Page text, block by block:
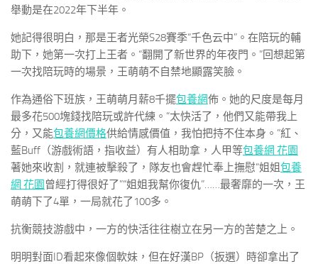
舉動是在2022年下半年。
她記得很明白，那是王者光榮S28賽季“千色云中”。在陪玩的輔
助下，她第一次打上王者。“翻開了新世界的年夜門。”回想起第
一次找陪玩時的場景，王萌萌不自禁地顯露笑臉。
作為通俗下班族，王萌萌月薪8千擺包養網佈。她的尺度是每月
最多花500塊錢找陪玩或許代練。“太快活了，他們又能帶我上
分，又能包養網價格供給情感價值，我怕把持不住本身。”紅、
藍Buff（游戲術語，指收益）有人相助拿，人甲等包養網 花園
著她來收割，就連被擊殺了，隊友也會趕忙奉上撫慰“姐姐包養
網 花園 曾經打得很好了”“姐姐我幫你復仇”……最奢靡的一次，王
萌萌下了4單，一局就花了100多。
抗衡競技游戲中，一方的快活往往樹立在另一方的苦楚之上。
明明對面ID看起來像個軟妹，但在好漢BP（扳選）時卻拿出了